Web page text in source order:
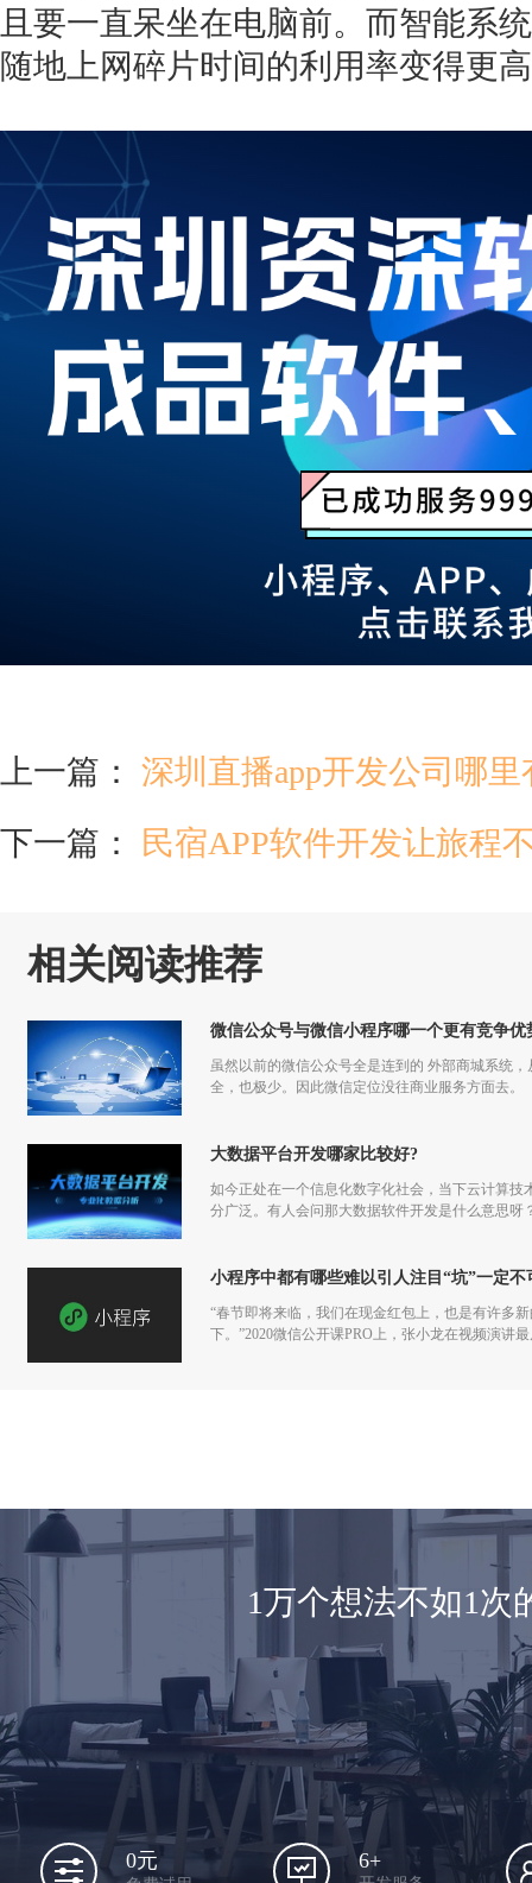
且要一直呆坐在电脑前。而智能系
随地上网碎片时间的利用率变得更
上一篇： 深圳直播app开发公司哪里
下一篇：
民宿APP软件开发让旅程
相关阅读推荐
微信公众号与微信小程序哪一个更有竞争优
虽然以前的微信公众号全是连到的 外部商城系统
全，也极少。因此微信定位没往商业服务方面去。
大数据平台开发哪家比较好?
如今正处在一个信息化数字化社会，当下云计算
分广泛。有人会问那大数据软件开发是什么意思呀
小程序中都有哪些难以引人注目“坑”一定不
“春节即将来临，我们在现金红包上，也是有许多
下。”2020微信公开课PRO上，张小龙在视频演讲
1万个想法不如1次
0元 6+